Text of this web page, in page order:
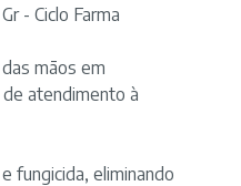
- Ciclo Farma
mãos em
atendimento à
fungicida, eliminando